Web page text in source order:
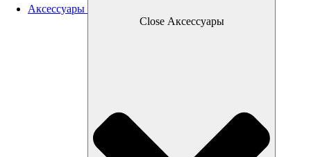
Аксессуары
Close Аксессуары